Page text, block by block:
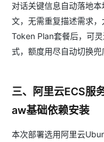
对话关键信息自动落地
文，无需重复描述需求
Token Plan套餐后，可
式，额度用尽自动切换兜
三、阿里云ECS服
aw基础依赖安装
本次部署选用阿里云